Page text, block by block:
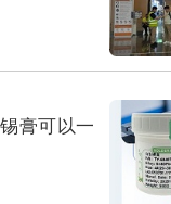
性能锡膏
膏可以一